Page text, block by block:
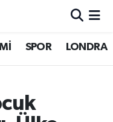
SPOR LONDRA